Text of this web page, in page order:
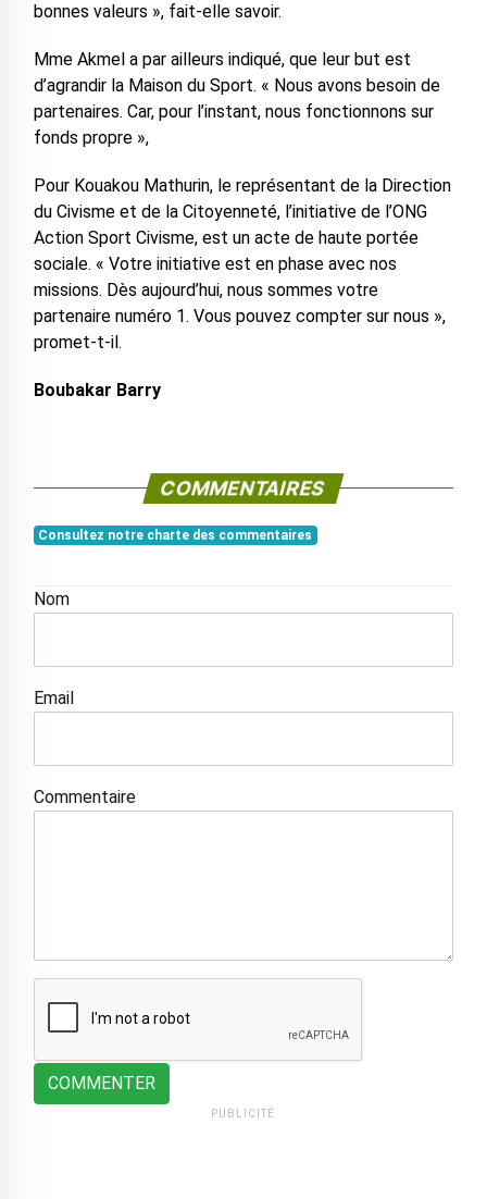
bonnes valeurs », fait-elle savoir.
Mme Akmel a par ailleurs indiqué, que leur but est
d’agrandir la Maison du Sport. « Nous avons besoin de
partenaires. Car, pour l’instant, nous fonctionnons sur
fonds propre »,
Pour Kouakou Mathurin, le représentant de la Direction
du Civisme et de la Citoyenneté, l’initiative de l’ONG
Action Sport Civisme, est un acte de haute portée
sociale. « Votre initiative est en phase avec nos
missions. Dès aujourd’hui, nous sommes votre
partenaire numéro 1. Vous pouvez compter sur nous »,
promet-t-il.
Boubakar Barry
COMMENTAIRES
Consultez notre charte des commentaires
Nom
Email
Commentaire
COMMENTER
PUBLICITÉ